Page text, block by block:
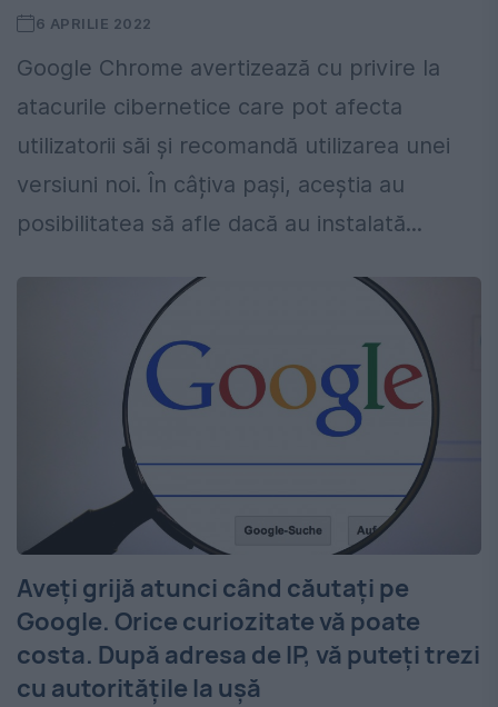
6 APRILIE 2022
Google Chrome avertizează cu privire la
atacurile cibernetice care pot afecta
utilizatorii săi și recomandă utilizarea unei
versiuni noi. În câțiva pași, aceștia au
posibilitatea să afle dacă au instalată...
Aveţi grijă atunci când căutați pe
Google. Orice curiozitate vă poate
costa. După adresa de IP, vă puteți trezi
cu autoritățile la uşă